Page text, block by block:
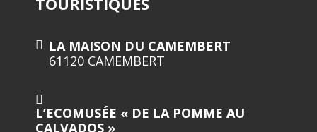
LA MAISON DU CAMEMBERT
61120 CAMEMBERT
L’ECOMUSÉE « DE LA POMME AU
CALVADOS »